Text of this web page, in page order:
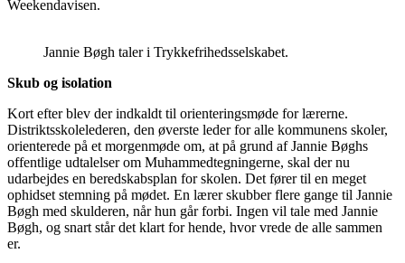
Weekendavisen.
Jannie Bøgh taler i Trykkefrihedsselskabet.
Skub og isolation
Kort efter blev der indkaldt til orienteringsmøde for lærerne.
Distriktsskolelederen, den øverste leder for alle kommunens skoler,
orienterede på et morgenmøde om, at på grund af Jannie Bøghs
offentlige udtalelser om Muhammedtegningerne, skal der nu
udarbejdes en beredskabsplan for skolen. Det fører til en meget
ophidset stemning på mødet. En lærer skubber flere gange til Jannie
Bøgh med skulderen, når hun går forbi. Ingen vil tale med Jannie
Bøgh, og snart står det klart for hende, hvor vrede de alle sammen
er.